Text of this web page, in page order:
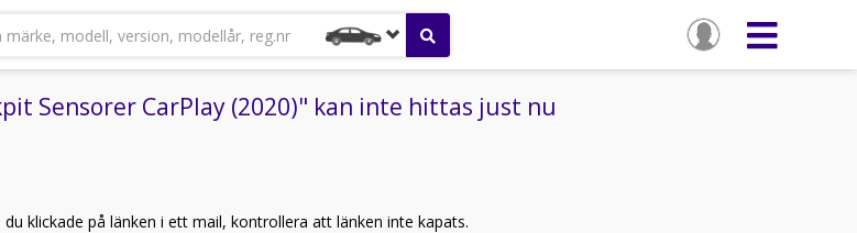
märke, modell, version, modellår, reg.nr
Sensorer CarPlay (2020)" kan inte hittas just nu
klickade på länken i ett mail, kontrollera att länken inte kapats.